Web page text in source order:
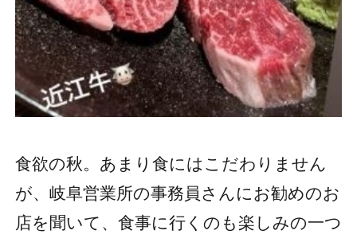
食欲の秋。あまり食にはこだわりません
が、岐阜営業所の事務員さんにお勧めのお
店を聞いて、食事に行くのも楽しみの一つ